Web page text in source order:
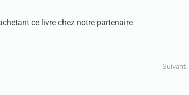
ce livre chez notre partenaire
Suivant